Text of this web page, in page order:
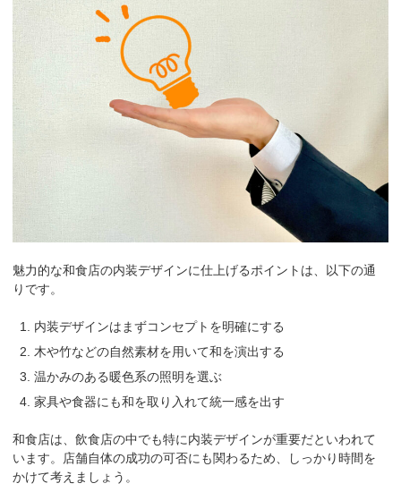
魅力的な和食店の内装デザインに仕上げるポイントは、以下の通
りです。
内装デザインはまずコンセプトを明確にする
木や竹などの自然素材を用いて和を演出する
温かみのある暖色系の照明を選ぶ
家具や食器にも和を取り入れて統一感を出す
和食店は、飲食店の中でも特に内装デザインが重要だといわれて
います。店舗自体の成功の可否にも関わるため、しっかり時間を
かけて考えましょう。